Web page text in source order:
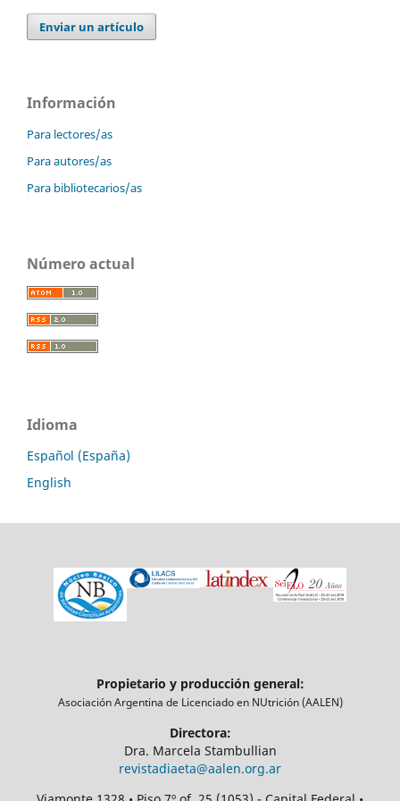
Enviar un artículo
Información
Para lectores/as
Para autores/as
Para bibliotecarios/as
Número actual
Idioma
Español (España)
English
Propietario y producción general:
Asociación Argentina de Licenciado en NUtrición (AALEN)
Directora:
Dra. Marcela Stambullian
revistadiaeta@aalen.org.ar